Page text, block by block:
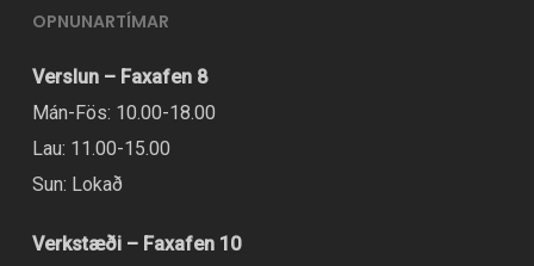
OPNUNARTÍMAR
Verslun – Faxafen 8
Mán-Fös: 10.00-18.00
Lau: 11.00-15.00
Sun: Lokað
Verkstæði – Faxafen 10